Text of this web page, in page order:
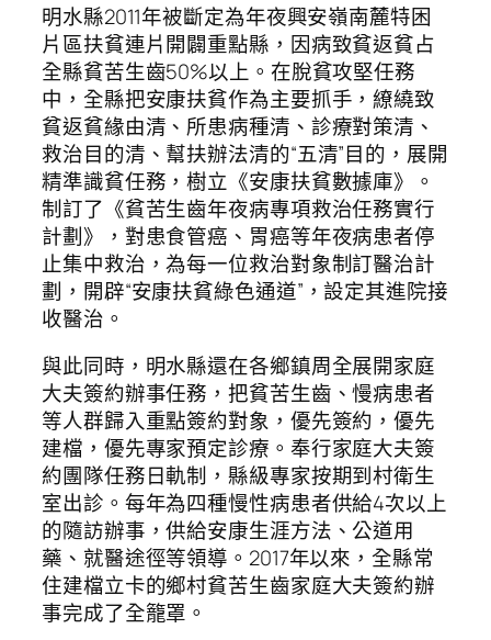
明水縣2011年被斷定為年夜興安嶺南麓特困
片區扶貧連片開闢重點縣，因病致貧返貧占
全縣貧苦生齒50%以上。在脫貧攻堅任務
中，全縣把安康扶貧作為主要抓手，繚繞致
貧返貧緣由清、所患病種清、診療對策清、
救治目的清、幫扶辦法清的“五清”目的，展開
精準識貧任務，樹立《安康扶貧數據庫》。
制訂了《貧苦生齒年夜病專項救治任務實行
計劃》，對患食管癌、胃癌等年夜病患者停
止集中救治，為每一位救治對象制訂醫治計
劃，開辟“安康扶貧綠色通道”，設定其進院接
收醫治。
與此同時，明水縣還在各鄉鎮周全展開家庭
大夫簽約辦事任務，把貧苦生齒、慢病患者
等人群歸入重點簽約對象，優先簽約，優先
建檔，優先專家預定診療。奉行家庭大夫簽
約團隊任務日軌制，縣級專家按期到村衛生
室出診。每年為四種慢性病患者供給4次以上
的隨訪辦事，供給安康生涯方法、公道用
藥、就醫途徑等領導。2017年以來，全縣常
住建檔立卡的鄉村貧苦生齒家庭大夫簽約辦
事完成了全籠罩。